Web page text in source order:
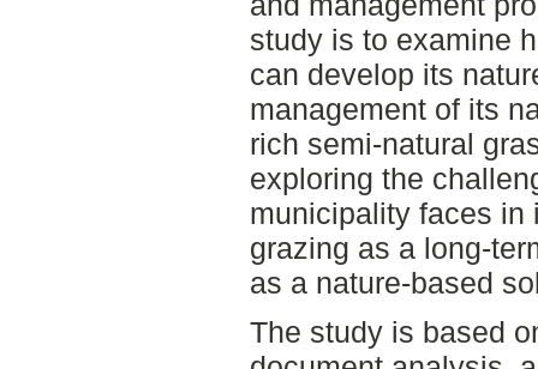
study is to examine
can develop its
management of its
rich semi-natural
exploring the
municipality faces in
grazing as a long-
as a nature-based
The study is based